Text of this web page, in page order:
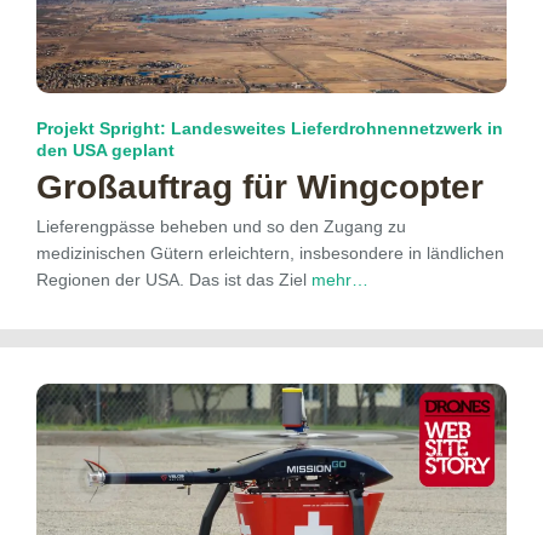
Projekt Spright: Landesweites Lieferdrohnennetzwerk in
den USA geplant
Großauftrag für Wingcopter
Lieferengpässe beheben und so den Zugang zu
medizinischen Gütern erleichtern, insbesondere in ländlichen
Regionen der USA. Das ist das Ziel mehr…